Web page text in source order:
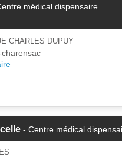
médical dispensaire
CHARLES DUPUY
- Centre médical